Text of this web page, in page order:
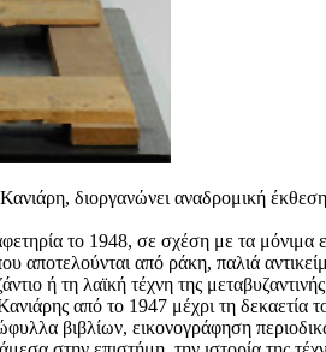
διοργανώνει αναδρομική
το 1948, σε σχέση με τα
αποτελούνται από ράκη, παλιά
ή τη λαϊκή τέχνη της
από το 1947 μέχρι τη
βιβλίων, εικονογράφηση